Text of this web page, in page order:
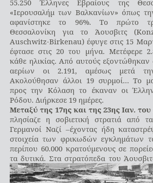
55.250 Έλληνες Εβραίους της
«Ιερουσαλήμ των Βαλκανίων» όπως
αφανίστηκε το 96%. Το πρώτο
Θεσσαλονίκη για το Άουσβιτς
Auschwitz-Birkenau) έφυγε στις 15
έφτασε στις 20 του μήνα. Μετέφερε
κάθε ηλικίας. Από αυτούς εξοντώθηκαν
αερίων οι 2.191, αμέσως μετά
Ακολούθησαν άλλοι 19 συρμοί… Το
προς την Κόλαση το έκαναν οι
Ρόδου. Διήρκεσε 19 ημέρες.
Μεταξύ της 17ης και της 23ης Ιαν. του
πλησίαζε η σοβιετική στρατιά από
Γερμανοί Ναζί –έχοντας ήδη
στοιχεία των φρικωδών εγκλημάτων
περίπου 60.000 κρατούμενους σε
τα δυτικά. Στα στρατόπεδα του